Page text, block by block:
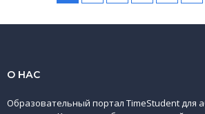
О НАС
Образовательный портал TimeStudent для